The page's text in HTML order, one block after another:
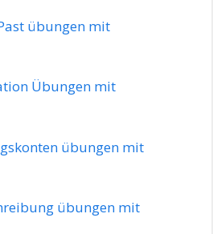
übungen mit
Übungen mit
übungen mit
übungen mit